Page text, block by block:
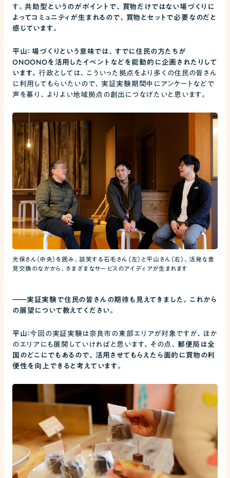
す。共助型というのがポイントで、買物だけではない場づくりに
よってコミュニティが生まれるので、買物とセットで必要なのだと
感じています。
平山： 場づくりという意味では、すでに住民の方たちが
ONOONOを活用したイベントなどを能動的に企画されたりして
います。行政としては、こういった拠点をより多くの住民の皆さん
に利用してもらいたいので、実証実験期間中にアンケートなどで
声を募り、よりよい地域拠点の創出につなげたいと思います。
光保さん（中央）を囲み、談笑する石毛さん（左）と平山さん（右）。活発な意
見交換のなかから、さまざまなサービスのアイディアが生まれます
――実証実験で住民の皆さんの期待も見えてきました。これから
の展望について教えてください。
平山：今回の実証実験は奈良市の東部エリアが対象ですが、ほか
のエリアにも展開していければと思います。その点、 郵便局は全
国のどこにでもあるので、活用させてもらえたら面的に買物の利
便性を向上できると考えています。